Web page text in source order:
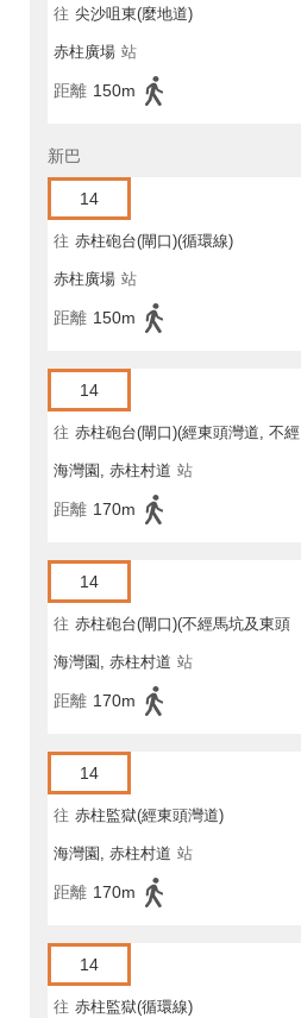
往 尖沙咀東(麼地道)
赤柱廣場 站
距離 150m
新巴
14
往 赤柱砲台(閘口)(循環線)
赤柱廣場 站
距離 150m
14
往 赤柱砲台(閘口)(經東頭灣道, 不經
馬坑)
海灣園, 赤柱村道 站
距離 170m
14
往 赤柱砲台(閘口)(不經馬坑及東頭
灣道)
海灣園, 赤柱村道 站
距離 170m
14
往 赤柱監獄(經東頭灣道)
海灣園, 赤柱村道 站
距離 170m
14
往 赤柱監獄(循環線)